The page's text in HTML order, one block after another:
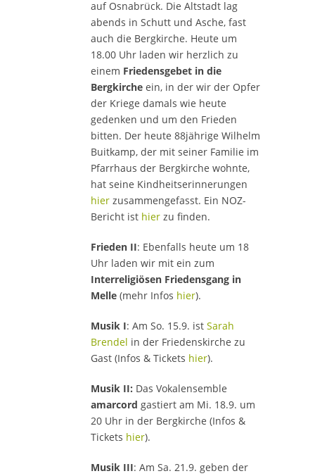
auf Osnabrück. Die Altstadt lag
abends in Schutt und Asche, fast
auch die Bergkirche. Heute um
18.00 Uhr laden wir herzlich zu
einem Friedensgebet in die
Bergkirche ein, in der wir der Opfer
der Kriege damals wie heute
gedenken und um den Frieden
bitten. Der heute 88jährige Wilhelm
Buitkamp, der mit seiner Familie im
Pfarrhaus der Bergkirche wohnte,
hat seine Kindheitserinnerungen
hier zusammengefasst. Ein NOZ-
Bericht ist hier zu finden.
Frieden II: Ebenfalls heute um 18
Uhr laden wir mit ein zum
Interreligiösen Friedensgang in
Melle (mehr Infos hier).
Musik I: Am So. 15.9. ist Sarah
Brendel in der Friedenskirche zu
Gast (Infos & Tickets hier).
Musik II: Das Vokalensemble
amarcord gastiert am Mi. 18.9. um
20 Uhr in der Bergkirche (Infos &
Tickets hier).
Musik III: Am Sa. 21.9. geben der